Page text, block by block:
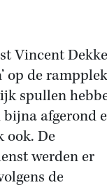
Vincent
op de
spullen
bijna afgerond
ook. De
werden er
de